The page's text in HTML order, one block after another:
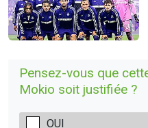
Pensez-vous que
Mokio soit justifiée ?
OUI